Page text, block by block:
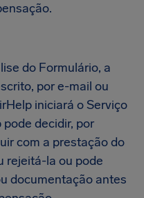
do Formulário, a
por e-mail ou
iniciará o Serviço
decidir, por
com a prestação do
rejeitá-la ou pode
documentação antes